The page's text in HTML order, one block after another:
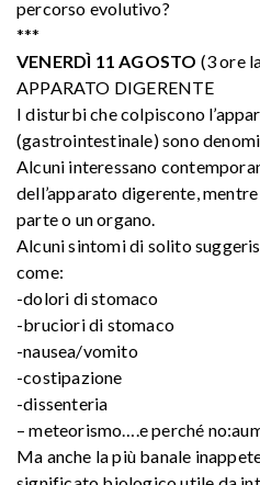
percorso evolutivo?
***
VENERDÌ 11 AGOSTO (3 ore
APPARATO DIGERENTE
I disturbi che colpiscono
(gastrointestinale) sono
Alcuni interessano
dell’apparato digerente,
parte o un organo.
Alcuni sintomi di solito
come:
-dolori di stomaco
-bruciori di stomaco
-nausea/vomito
-costipazione
-dissenteria
– meteorismo….e perché
Ma anche la più banale